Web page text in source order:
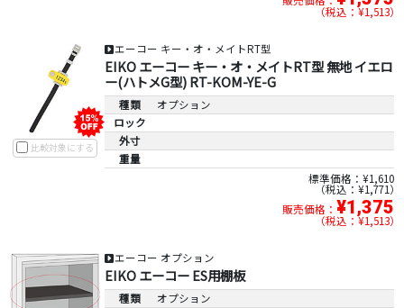
税込：¥1,513
比較対象にする
エーコー キー・オ・メイトRT型
EIKO エーコー キー・オ・メイトRT型 無地 イエロ
ー(ハトメG型) RT-KOM-YE-G
種類
オプション
ロック
外寸
重量
標準価格：¥1,610
税込：¥1,771
販売価格： ¥1,375
税込：¥1,513
エーコー オプション
EIKO エーコー ES用棚板
種類
オプション